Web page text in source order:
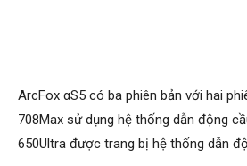
ArcFox αS5 có ba phiên bản với hai
708Max sử dụng hệ thống dẫn động
650Ultra được trang bị hệ thống dẫn